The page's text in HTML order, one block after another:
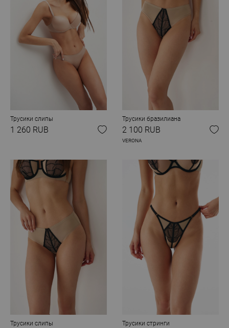
Трусики слипы
1 260 RUB
Трусики бразилиана
2 100 RUB
VERONA
Трусики слипы Трусики стринги